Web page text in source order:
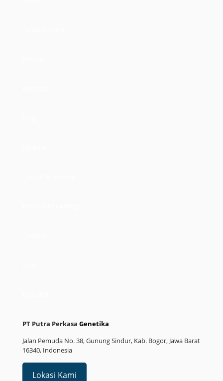
PT Putra Perkasa Genetika
Jalan Pemuda No. 38, Gunung Sindur, Kab. Bogor, Jawa Barat
16340, Indonesia
Lokasi Kami